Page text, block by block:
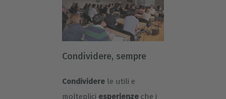
Condividere, sempre
Condividerele utili e
molteplici esperienzeche i